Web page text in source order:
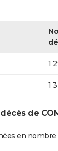
1
1
de
en nombre